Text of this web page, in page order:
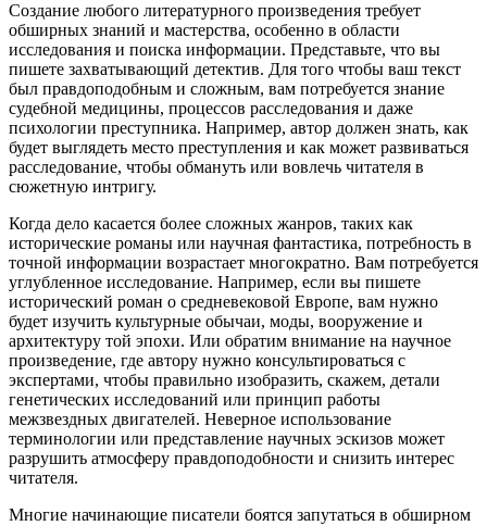
Создание любого литературного произведения требует
обширных знаний и мастерства, особенно в области
исследования и поиска информации. Представьте, что вы
пишете захватывающий детектив. Для того чтобы ваш текст
был правдоподобным и сложным, вам потребуется знание
судебной медицины, процессов расследования и даже
психологии преступника. Например, автор должен знать, как
будет выглядеть место преступления и как может развиваться
расследование, чтобы обмануть или вовлечь читателя в
сюжетную интригу.
Когда дело касается более сложных жанров, таких как
исторические романы или научная фантастика, потребность в
точной информации возрастает многократно. Вам потребуется
углубленное исследование. Например, если вы пишете
исторический роман о средневековой Европе, вам нужно
будет изучить культурные обычаи, моды, вооружение и
архитектуру той эпохи. Или обратим внимание на научное
произведение, где автору нужно консультироваться с
экспертами, чтобы правильно изобразить, скажем, детали
генетических исследований или принцип работы
межзвездных двигателей. Неверное использование
терминологии или представление научных эскизов может
разрушить атмосферу правдоподобности и снизить интерес
читателя.
Многие начинающие писатели боятся запутаться в обширном